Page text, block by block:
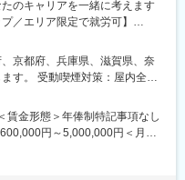
師に向け、医薬品の効果や副
ンの業務は情報提供となるた
等は基本的に発生せず、営業
じっくり関係構築が可能で
のキャリアを一緒に考えます
／エリア限定で就労可】
病院などの医師や看護師など
品に関わる手技や情報提供な
す。単に説明する力だけでな
京都府、兵庫県、滋賀県、奈
屋内全面
賃金形態＞年俸制特記事項なし
円～5,000,000円＜月額